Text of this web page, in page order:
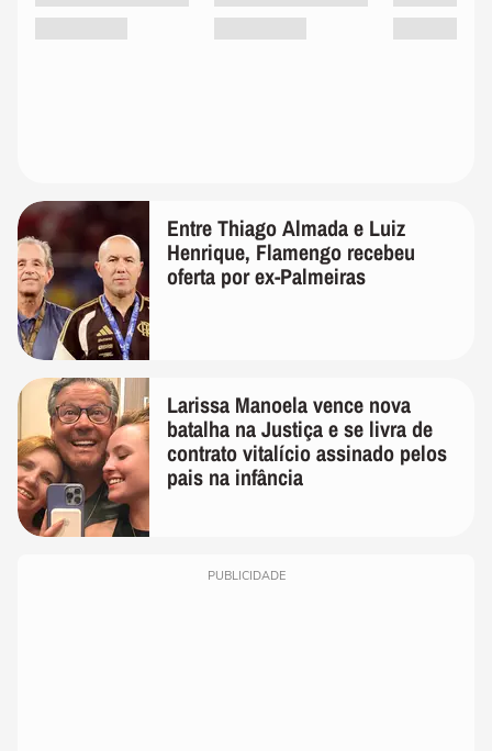
Entre Thiago Almada e Luiz
Henrique, Flamengo recebeu
oferta por ex-Palmeiras
Larissa Manoela vence nova
batalha na Justiça e se livra de
contrato vitalício assinado pelos
pais na infância
PUBLICIDADE